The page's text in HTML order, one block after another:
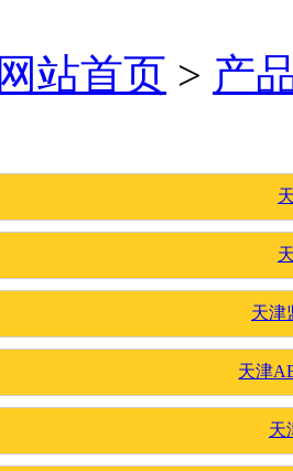
网站首页 > 产
天津
天津
天